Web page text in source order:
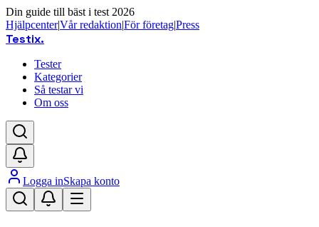
Din guide till bäst i test 2026
Hjälpcenter|Vår redaktion|För företag|Press
Testix.
Tester
Kategorier
Så testar vi
Om oss
Logga inSkapa konto